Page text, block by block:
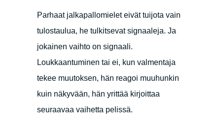
Parhaat jalkapallomielet eivät tuijota vain
tulostaulua, he tulkitsevat signaaleja. Ja
jokainen vaihto on signaali.
Loukkaantuminen tai ei, kun valmentaja
tekee muutoksen, hän reagoi muuhunkin
kuin näkyvään, hän yrittää kirjoittaa
seuraavaa vaihetta pelissä.